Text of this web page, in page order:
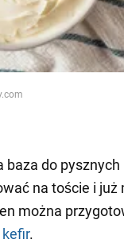
do
na toście i
można
kefir.